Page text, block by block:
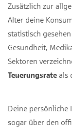
Zusätzlich zur
Alter deine
statistisch
Gesundheit,
Sektoren
Teuerungsrate als
Deine persönliche
sogar über den